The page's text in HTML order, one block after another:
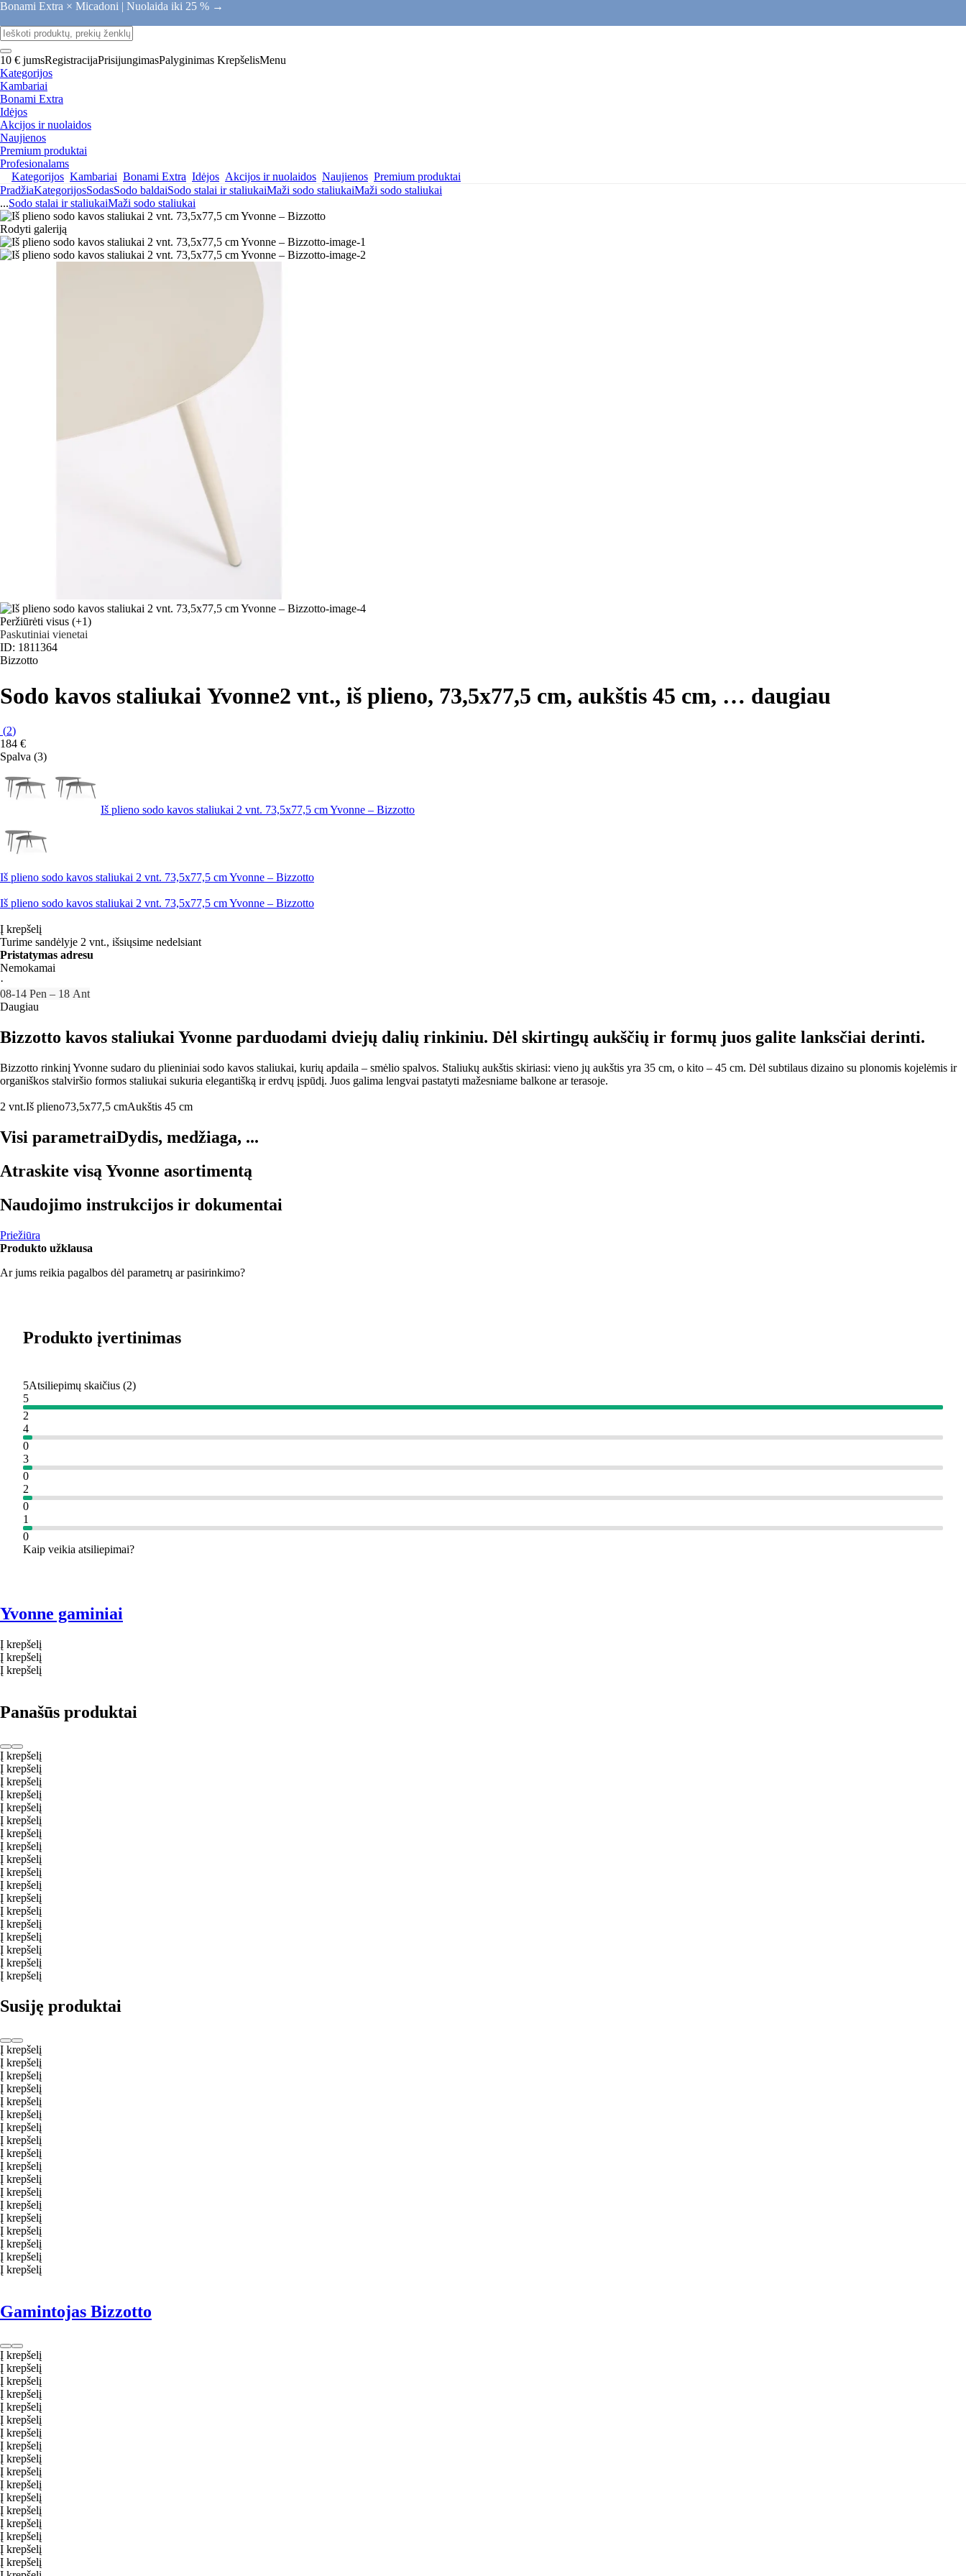
Bonami Extra × Micadoni | Nuolaida iki 25 % →
10 € jumsRegistracijaPrisijungimasPalyginimas KrepšelisMenu
Kategorijos
Kambariai
Bonami Extra
Idėjos
Akcijos ir nuolaidos
Naujienos
Premium produktai
Profesionalams
Kategorijos Kambariai Bonami Extra Idėjos Akcijos ir nuolaidos Naujienos Premium produktai
PradžiaKategorijosSodasSodo baldaiSodo stalai ir staliukaiMaži sodo staliukaiMaži sodo staliukai
...Sodo stalai ir staliukaiMaži sodo staliukai
Rodyti galeriją
Peržiūrėti visus (+1)
Paskutiniai vienetai
ID: 1811364
Bizzotto
Sodo kavos staliukai Yvonne2 vnt., iš plieno, 73,5x77,5 cm, aukštis 45 cm, … daugiau
(2)
184 €
Spalva (3)
Iš plieno sodo kavos staliukai 2 vnt. 73,5x77,5 cm Yvonne – Bizzotto
Iš plieno sodo kavos staliukai 2 vnt. 73,5x77,5 cm Yvonne – Bizzotto
Iš plieno sodo kavos staliukai 2 vnt. 73,5x77,5 cm Yvonne – Bizzotto
Į krepšelį
Turime sandėlyje 2 vnt., išsiųsime nedelsiant
Pristatymas adresu
Nemokamai
·
08‑14 Pen – 18 Ant
Daugiau
Bizzotto kavos staliukai Yvonne parduodami dviejų dalių rinkiniu. Dėl skirtingų aukščių ir formų juos galite lanksčiai derinti.
Bizzotto rinkinį Yvonne sudaro du plieniniai sodo kavos staliukai, kurių apdaila – smėlio spalvos. Staliukų aukštis skiriasi: vieno jų aukštis yra 35 cm, o kito – 45 cm. Dėl subtilaus dizaino su plonomis kojelėmis ir
organiškos stalviršio formos staliukai sukuria elegantišką ir erdvų įspūdį. Juos galima lengvai pastatyti mažesniame balkone ar terasoje.
2 vnt.Iš plieno73,5x77,5 cmAukštis 45 cm
Visi parametraiDydis, medžiaga, ...
Atraskite visą Yvonne asortimentą
Naudojimo instrukcijos ir dokumentai
Priežiūra
Produkto užklausa
Ar jums reikia pagalbos dėl parametrų ar pasirinkimo?
Produkto įvertinimas
5Atsiliepimų skaičius (2)
5
2
4
0
3
0
2
0
1
0
Kaip veikia atsiliepimai?
Yvonne gaminiai
Į krepšelį
Į krepšelį
Į krepšelį
Panašūs produktai
Į krepšelį
Į krepšelį
Į krepšelį
Į krepšelį
Į krepšelį
Į krepšelį
Į krepšelį
Į krepšelį
Į krepšelį
Į krepšelį
Į krepšelį
Į krepšelį
Į krepšelį
Į krepšelį
Į krepšelį
Į krepšelį
Į krepšelį
Į krepšelį
Susiję produktai
Į krepšelį
Į krepšelį
Į krepšelį
Į krepšelį
Į krepšelį
Į krepšelį
Į krepšelį
Į krepšelį
Į krepšelį
Į krepšelį
Į krepšelį
Į krepšelį
Į krepšelį
Į krepšelį
Į krepšelį
Į krepšelį
Į krepšelį
Į krepšelį
Gamintojas Bizzotto
Į krepšelį
Į krepšelį
Į krepšelį
Į krepšelį
Į krepšelį
Į krepšelį
Į krepšelį
Į krepšelį
Į krepšelį
Į krepšelį
Į krepšelį
Į krepšelį
Į krepšelį
Į krepšelį
Į krepšelį
Į krepšelį
Į krepšelį